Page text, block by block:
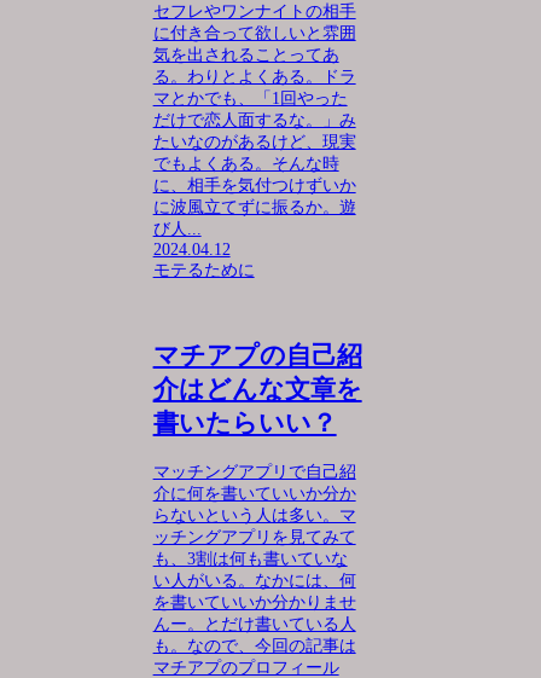
セフレやワンナイトの相手
に付き合って欲しいと雰囲
気を出されることってあ
る。わりとよくある。ドラ
マとかでも、「1回やった
だけで恋人面するな。」み
たいなのがあるけど、現実
でもよくある。そんな時
に、相手を気付つけずいか
に波風立てずに振るか。遊
び人...
2024.04.12
モテるために
マチアプの自己紹
介はどんな文章を
書いたらいい？
マッチングアプリで自己紹
介に何を書いていいか分か
らないという人は多い。マ
ッチングアプリを見てみて
も、3割は何も書いていな
い人がいる。なかには、何
を書いていいか分かりませ
んー。とだけ書いている人
も。なので、今回の記事は
マチアプのプロフィール